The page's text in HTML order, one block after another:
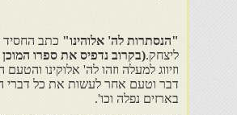
"הנסתרות לה' אלוהינו" כתב החסיד
ליצחק.(בקרוב נדפיס את ספרו
וזיווג למעלה וזהו לה' אלוקינו
דבר וטעם אחר לעשות את כל דברי
בארזים נפלה וכו'.